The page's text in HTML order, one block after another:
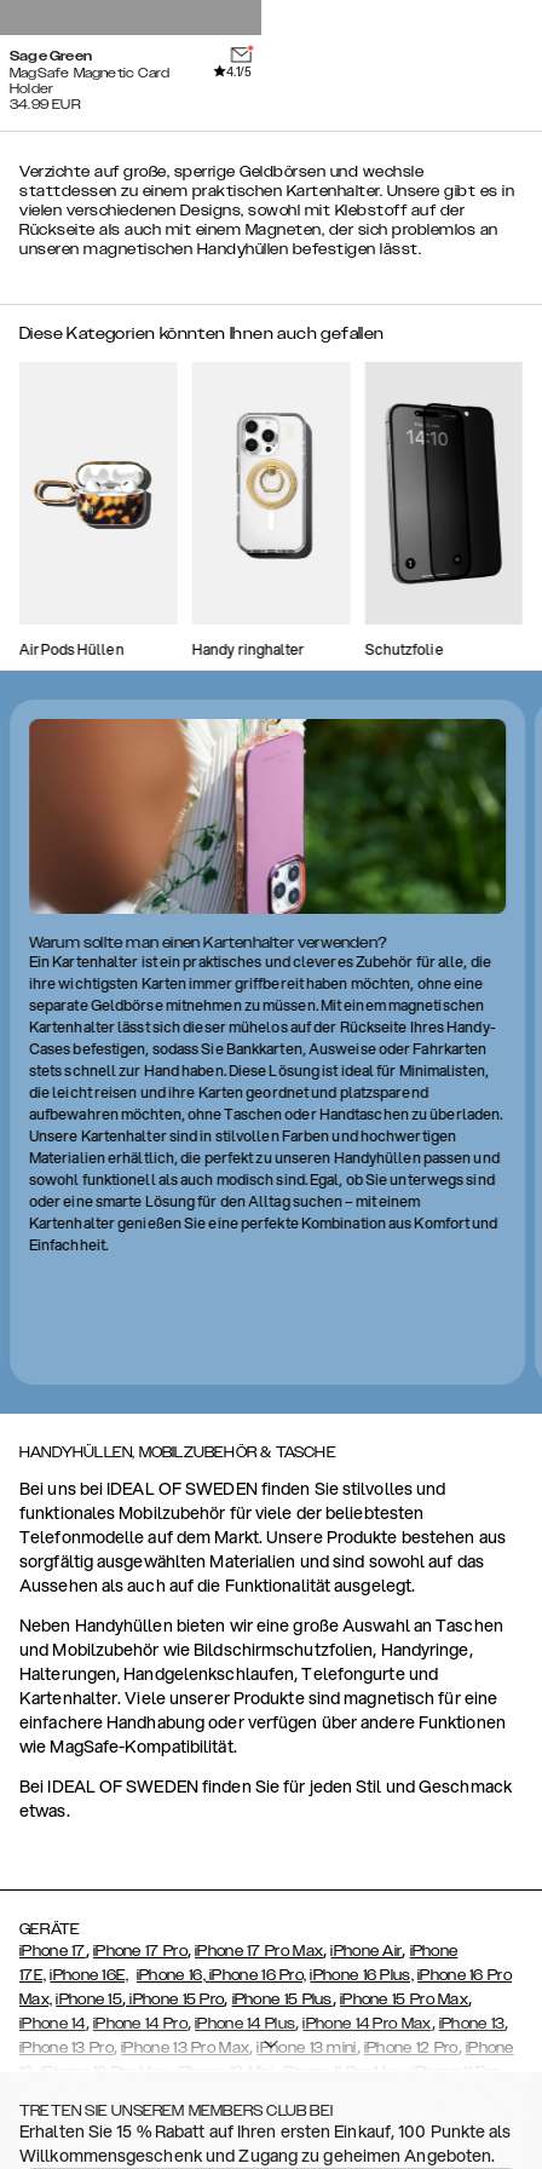
Sage Green
MagSafe Magnetic Card
Holder
4.1/5
34.99 EUR
Verzichte auf große, sperrige Geldbörsen und wechsle
stattdessen zu einem praktischen Kartenhalter. Unsere gibt es in
vielen verschiedenen Designs, sowohl mit Klebstoff auf der
Rückseite als auch mit einem Magneten, der sich problemlos an
unseren magnetischen Handyhüllen befestigen lässt.
Diese Kategorien könnten Ihnen auch gefallen
AirPods Hüllen Handy ringhalter Schutzfolie
Warum sollte man einen Kartenhalter verwenden?
Ein Kartenhalter ist ein praktisches und cleveres Zubehör für alle, die
ihre wichtigsten Karten immer griffbereit haben möchten, ohne eine
separate Geldbörse mitnehmen zu müssen. Mit einem magnetischen
Kartenhalter lässt sich dieser mühelos auf der Rückseite Ihres Handy-
Cases befestigen, sodass Sie Bankkarten, Ausweise oder Fahrkarten
stets schnell zur Hand haben. Diese Lösung ist ideal für Minimalisten,
die leicht reisen und ihre Karten geordnet und platzsparend
aufbewahren möchten, ohne Taschen oder Handtaschen zu überladen.
Unsere Kartenhalter sind in stilvollen Farben und hochwertigen
Materialien erhältlich, die perfekt zu unseren Handyhüllen passen und
sowohl funktionell als auch modisch sind. Egal, ob Sie unterwegs sind
oder eine smarte Lösung für den Alltag suchen – mit einem
Kartenhalter genießen Sie eine perfekte Kombination aus Komfort und
Einfachheit.
HANDYHÜLLEN, MOBILZUBEHÖR & TASCHE
Bei uns bei IDEAL OF SWEDEN finden Sie stilvolles und
funktionales Mobilzubehör für viele der beliebtesten
Telefonmodelle auf dem Markt. Unsere Produkte bestehen aus
sorgfältig ausgewählten Materialien und sind sowohl auf das
Aussehen als auch auf die Funktionalität ausgelegt.
Neben Handyhüllen bieten wir eine große Auswahl an Taschen
und Mobilzubehör wie Bildschirmschutzfolien, Handyringe,
Halterungen, Handgelenkschlaufen, Telefongurte und
Kartenhalter. Viele unserer Produkte sind magnetisch für eine
einfachere Handhabung oder verfügen über andere Funktionen
wie MagSafe-Kompatibilität.
Bei IDEAL OF SWEDEN finden Sie für jeden Stil und Geschmack
etwas.
GERÄTE
iPhone 17, iPhone 17 Pro,iPhone 17 Pro Max,iPhone Air, iPhone
17E, iPhone 16E, iPhone 16,iPhone 16 Pro, iPhone 16 Plus, iPhone 16 Pro
Max, iPhone 15, iPhone 15 Pro, iPhone 15 Plus, iPhone 15 Pro Max,
iPhone 14, iPhone 14 Pro,iPhone 14 Plus,iPhone 14 Pro Max, iPhone 13,
iPhone 13 Pro,iPhone 13 Pro Max,iPhone 13 mini, iPhone 12 Pro, iPhone
12
iPhone 12 Pro Max iPhone 12 Mini iPhone 11 Pro Max iPhone 11 Pro
(2020),iPhone 8,iPhone 8 Plus,iPhone 7,iPhone 7 Plus
, , , Galaxy S26+ ,
TRETEN SIE UNSEREM MEMBERS CLUB BEI
Erhalten Sie 15 % Rabatt auf Ihren ersten Einkauf, 100 Punkte als
Willkommensgeschenk und Zugang zu geheimen Angeboten.